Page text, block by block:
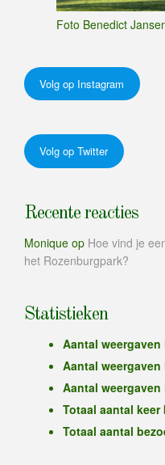
Foto Benedict
Volg op Instagram
Volg op Twitter
Recente reacties
Monique op Hoe vind je
het Rozenburgpark?
Statistieken
Aantal
Aantal
Aantal
Totaal aantal keer
Totaal aantal